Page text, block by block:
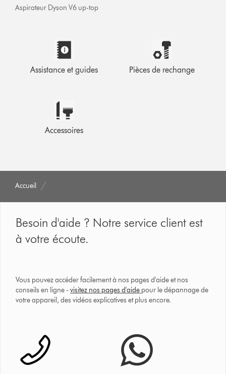
Aspirateur Dyson V6 up-top
Assistance et guides Pièces de rechange
Accessoires
Accueil
Besoin d'aide ? Notre service client est
à votre écoute.
Vous pouvez accéder facilement à nos pages d'aide et nos
conseils en ligne -visitez nos pages d'aide pour le dépannage de
votre appareil, des vidéos explicatives et plus encore.